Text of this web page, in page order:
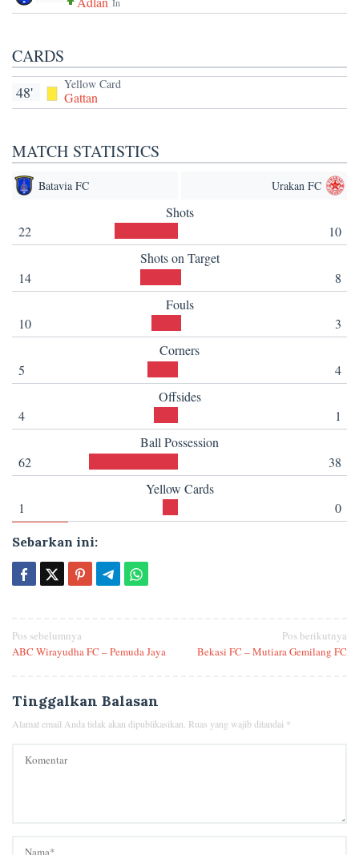
CARDS
Yellow Card
Gattan
48'
MATCH STATISTICS
Batavia FC Urakan FC
Shots
22
10
Shots on Target
14
8
Fouls
10
3
Corners
5
4
Offsides
4
1
Ball Possession
62
38
Yellow Cards
1
0
Sebarkan ini:
Navigasi
pos
Pos sebelumnya
ABC Wirayudha FC – Pemuda Jaya
Pos berikutnya
Bekasi FC – Mutiara Gemilang FC
Tinggalkan Balasan
Alamat email Anda tidak akan dipublikasikan. Ruas yang wajib ditandai *